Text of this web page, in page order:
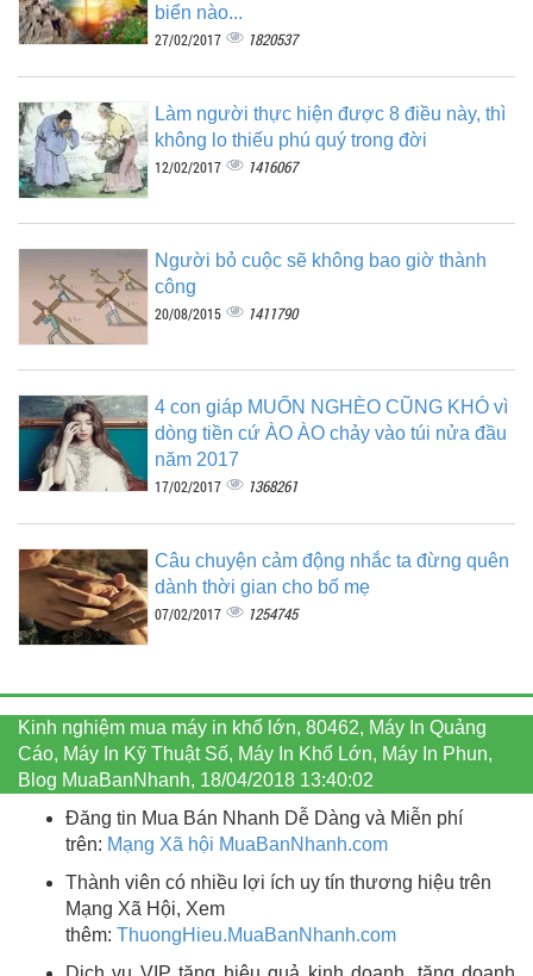
biển nào...
27/02/2017 1820537
Làm người thực hiện được 8 điều này, thì
không lo thiếu phú quý trong đời
12/02/2017 1416067
Người bỏ cuộc sẽ không bao giờ thành
công
20/08/2015 1411790
4 con giáp MUỐN NGHÈO CŨNG KHÓ vì
dòng tiền cứ ÀO ÀO chảy vào túi nửa đầu
năm 2017
17/02/2017 1368261
Câu chuyện cảm động nhắc ta đừng quên
dành thời gian cho bố mẹ
07/02/2017 1254745
Kinh nghiệm mua máy in khổ lớn, 80462, Máy In Quảng
Cáo, Máy In Kỹ Thuật Số, Máy In Khổ Lớn, Máy In Phun,
Blog MuaBanNhanh, 18/04/2018 13:40:02
Đăng tin Mua Bán Nhanh Dễ Dàng và Miễn phí
trên: Mạng Xã hội MuaBanNhanh.com
Thành viên có nhiều lợi ích uy tín thương hiệu trên
Mạng Xã Hội, Xem
thêm: ThuongHieu.MuaBanNhanh.com